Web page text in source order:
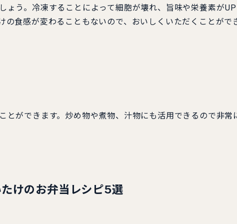
ょう。冷凍することによって細胞が壊れ、旨味や栄養素がUP
の食感が変わることもないので、おいしくいただくことがで
とができます。炒め物や煮物、汁物にも活用できるので非常
けのお弁当レシピ5選